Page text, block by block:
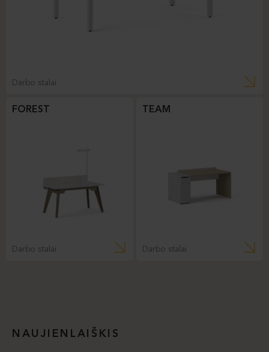
Darbo stalai
FOREST
Darbo stalai
TEAM
Darbo stalai
NAUJIENLAIŠKIS